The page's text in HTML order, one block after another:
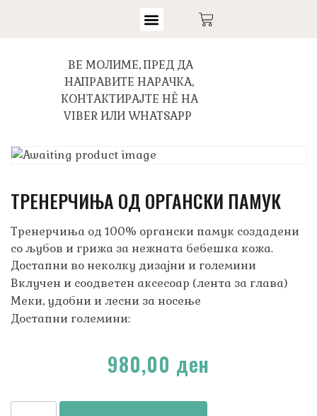
ВЕ МОЛИМЕ, ПРЕД ДА
НАПРАВИТЕ НАРАЧКА,
КОНТАКТИРАЈТЕ НЀ НА
VIBER ИЛИ WHATSAPP
ТРЕНЕРЧИЊА ОД ОРГАНСКИ ПАМУК
Тренерчиња од 100% органски памук создадени
со љубов и грижа за нежната бебешка кожа.
Достапни во неколку дизајни и големини
Вклучен и соодветен аксесоар (лента за глава)
Меки, удобни и лесни за носење
Достапни големини:
980,00 ден